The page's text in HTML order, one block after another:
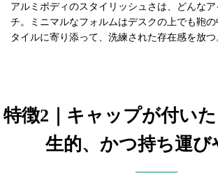
アルミボディのスタイリッシュさは、どんな
チ。ミニマルなフォルムはデスクの上でも鞄
タイルに寄り添って、洗練された存在感を放つ
特徴2｜キャップが付い
生的、かつ持ち運び